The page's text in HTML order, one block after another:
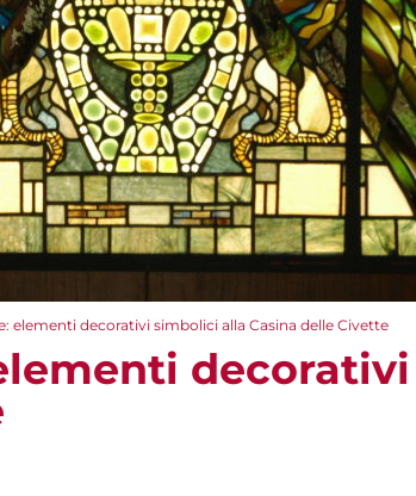
elementi decorativi simbolici alla Casina delle Civette